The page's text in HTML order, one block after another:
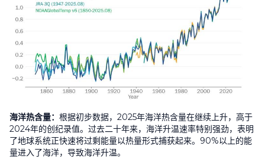
海洋热含量： 根据初步数据， 2025年海洋热含量在继续上升，高于
2024年的创纪录值。过去二十年来，海洋升温速率特别强劲，表明
了地球系统正快速将过剩能量以热量形式捕获起来。 90%以上的能
量进入了海洋，导致海洋升温。